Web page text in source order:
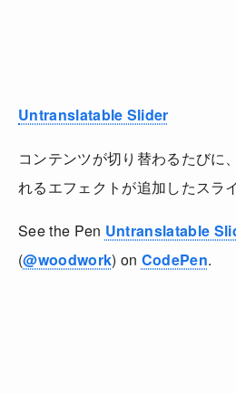
Untranslatable Slider
コンテンツが切り替わるたびに
れるエフェクトが追加したスライ
See the Pen Untranslatable
(@woodwork) on CodePen.